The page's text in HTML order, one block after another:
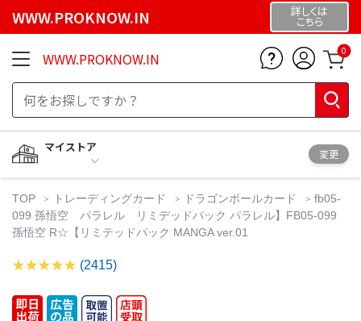
WWW.PROKNOW.IN 詳しくは
こちら
WWW.PROKNOW.IN 0
マイストア
変更
TOP トレーディングカード ドラゴンボールカード
fb05-
099 孫悟空 パラレル リミデッドパック パラレル】FB05-099
孫悟空 R☆【リミテッドパック MANGA ver.01
(2415)